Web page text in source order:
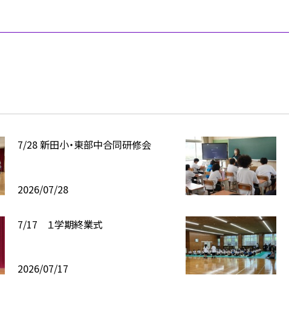
7/28 新田小・東部中合同研修会
2026/07/28
7/17 １学期終業式
2026/07/17